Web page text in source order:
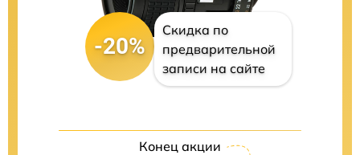
-20%
Скидка по
предварительной
записи на сайте
Конец акции